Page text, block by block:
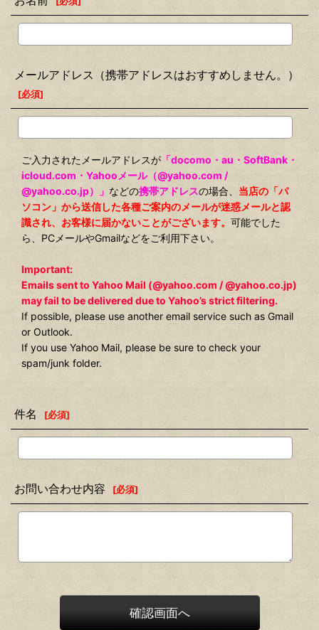
メールアドレス（携帯アドレスはおすすめしません。）
[必須]
ご入力されたメールアドレスが 「docomo・au・SoftBank・
icloud.com・Yahooメール（@yahoo.com /
@yahoo.co.jp）」 などの携帯アドレスの場合、 当店の「パ
ソコン」から送信した各種ご案内のメールが迷惑メールと認
識され、お客様に届かないことがございます。 可能でした
ら、PCメールやGmailなどをご利用下さい。
Important:
Emails sent to Yahoo Mail (@yahoo.com / @yahoo.co.jp)
may fail to be delivered due to Yahoo’s strict filtering.
If possible, please use another email service such as Gmail
or Outlook.
If you use Yahoo Mail, please be sure to check your
spam/junk folder.
件名 [必須]
お問い合わせ内容 [必須]
確認画面へ